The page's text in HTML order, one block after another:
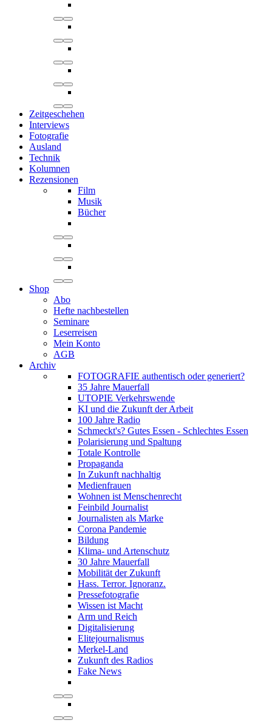
Zeitgeschehen
Interviews
Fotografie
Ausland
Technik
Kolumnen
Rezensionen
Film
Musik
Bücher
Shop
Abo
Hefte nachbestellen
Seminare
Leserreisen
Mein Konto
AGB
Archiv
FOTOGRAFIE authentisch oder generiert?
35 Jahre Mauerfall
UTOPIE Verkehrswende
KI und die Zukunft der Arbeit
100 Jahre Radio
Schmeckt's? Gutes Essen - Schlechtes Essen
Polarisierung und Spaltung
Totale Kontrolle
Propaganda
In Zukunft nachhaltig
Medienfrauen
Wohnen ist Menschenrecht
Feinbild Journalist
Journalisten als Marke
Corona Pandemie
Bildung
Klima- und Artenschutz
30 Jahre Mauerfall
Mobilität der Zukunft
Hass. Terror. Ignoranz.
Pressefotografie
Wissen ist Macht
Arm und Reich
Digitalisierung
Elitejournalismus
Merkel-Land
Zukunft des Radios
Fake News